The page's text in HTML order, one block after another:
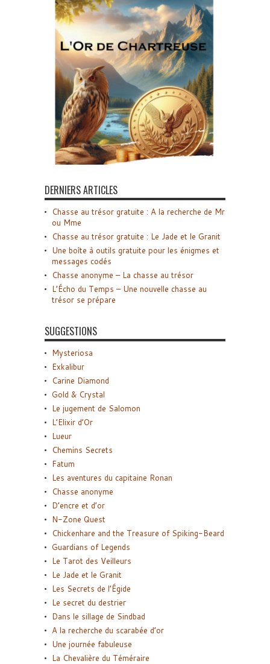
DERNIERS ARTICLES
Chasse au trésor gratuite : A la recherche de Mr
ou Mme
Chasse au trésor gratuite : Le Jade et le Granit
Une boîte à outils gratuite pour les énigmes et
messages codés
Chasse anonyme – La chasse au trésor
L’Écho du Temps – Une nouvelle chasse au
trésor se prépare
SUGGESTIONS
Mysteriosa
Exkalibur
Carine Diamond
Gold & Crystal
Le jugement de Salomon
L’Elixir d’Or
Lueur
Chemins Secrets
Fatum
Les aventures du capitaine Ronan
Chasse anonyme
D’encre et d’or
N-Zone Quest
Chickenhare and the Treasure of Spiking-Beard
Guardians of Legends
Le Tarot des Veilleurs
Le Jade et le Granit
Les Secrets de l’Égide
Le secret du destrier
Dans le sillage de Sindbad
A la recherche du scarabée d’or
Une journée fabuleuse
La Chevalière du Téméraire